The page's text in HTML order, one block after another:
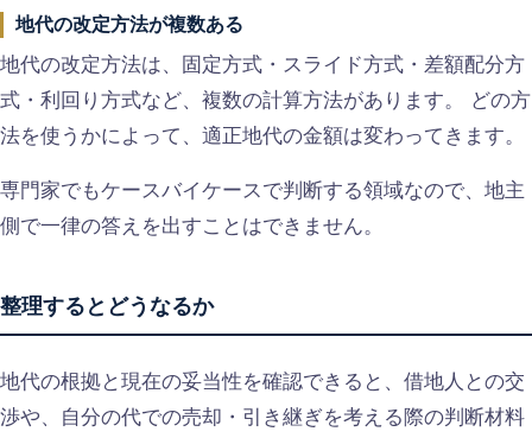
地代の改定方法が複数ある
地代の改定方法は、固定方式・スライド方式・差額配分方
式・利回り方式など、複数の計算方法があります。 どの方
法を使うかによって、適正地代の金額は変わってきます。
専門家でもケースバイケースで判断する領域なので、地主
側で一律の答えを出すことはできません。
整理するとどうなるか
地代の根拠と現在の妥当性を確認できると、借地人との交
渉や、自分の代での売却・引き継ぎを考える際の判断材料